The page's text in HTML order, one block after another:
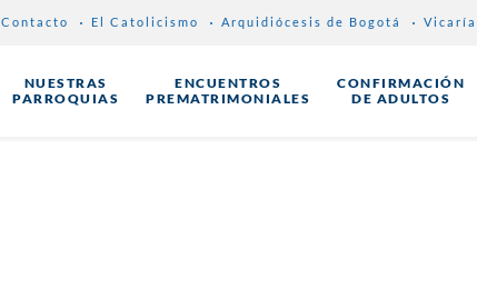
Contacto El Catolicismo Arquidiócesis de Bogotá
NUESTRAS
PARROQUIAS
ENCUENTROS
PREMATRIMONIALES
CONFIRMACIÓN
DE ADULTOS